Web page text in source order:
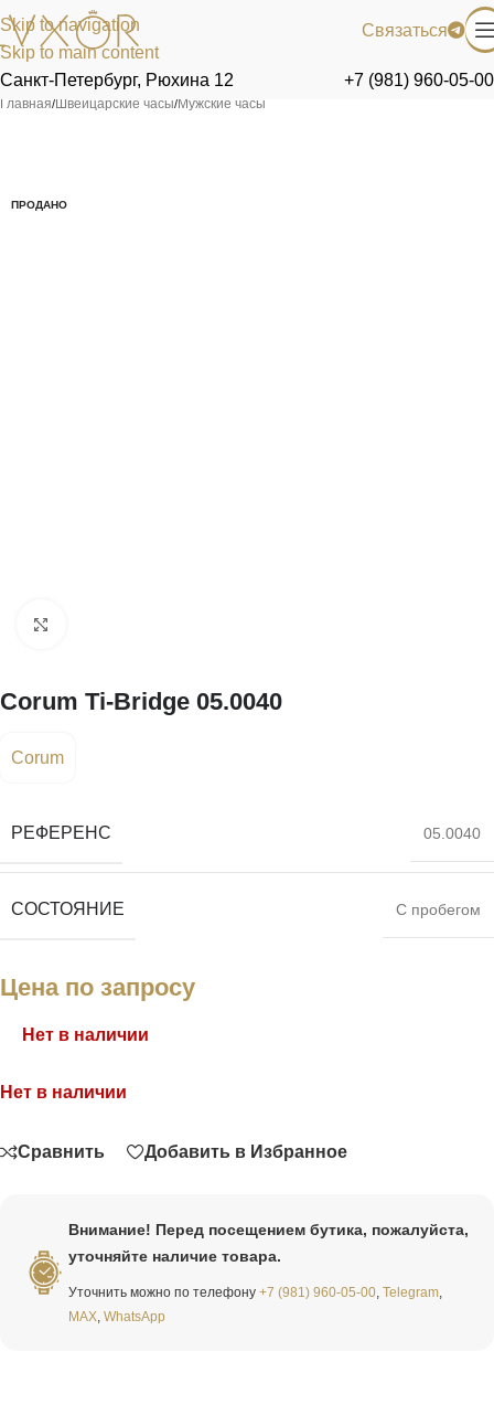
Skip to navigation
Skip to main content
Связаться
Санкт-Петербург, Рюхина 12 +7 (981) 960-05-00
Главная/Швейцарские часы/Мужские часы
ПРОДАНО
Corum Ti-Bridge 05.0040
Corum
РЕФЕРЕНС 05.0040
СОСТОЯНИЕ С пробегом
Цена по запросу
Нет в наличии
Нет в наличии
Сравнить Добавить в Избранное
Внимание! Перед посещением бутика, пожалуйста,
уточняйте наличие товара.
Уточнить можно по телефону +7 (981) 960-05-00 Telegram
MAX WhatsApp